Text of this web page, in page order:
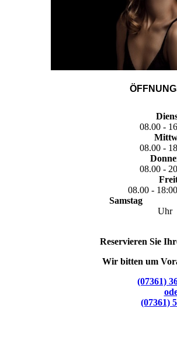
08.00 -
08.00 -
08.00 -
08.00 -
Uhr
Reservieren Sie
Wir bitten um
(07361)
(07361)